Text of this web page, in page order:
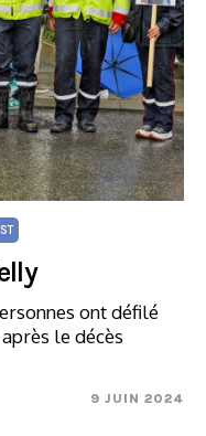
ont défilé
le décès
9 JUIN 2024